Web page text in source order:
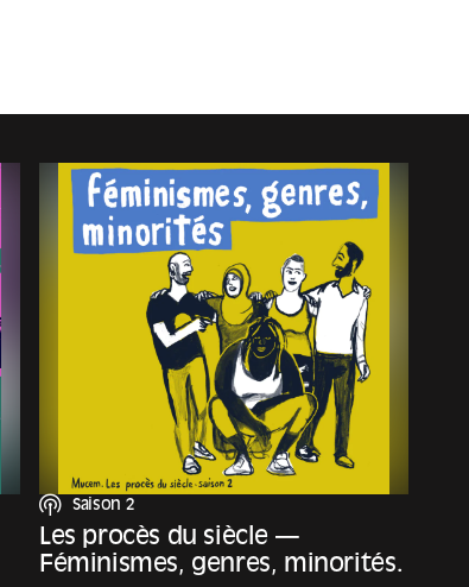
Saison 2
Les procès du siècle —
Féminismes, genres, minorités.